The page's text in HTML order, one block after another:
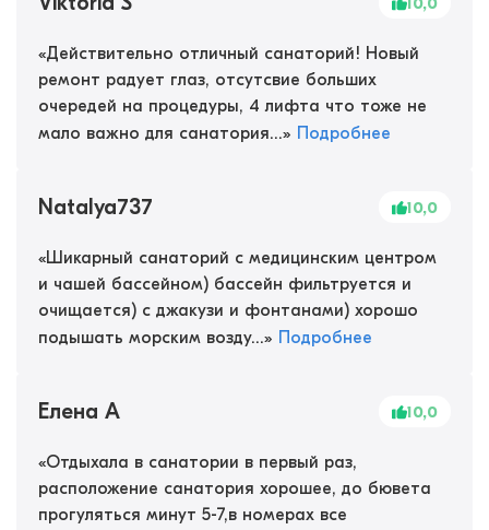
«Действительно отличный санаторий! Новый
ремонт радует глаз, отсутсвие больших
очередей на процедуры, 4 лифта что тоже не
мало важно для санатория...» Подробнее
Natalya737 10,0
«Шикарный санаторий с медицинским центром
и чашей бассейном) бассейн фильтруется и
очищается) с джакузи и фонтанами) хорошо
подышать морским возду...» Подробнее
Елена А 10,0
«Отдыхала в санатории в первый раз,
расположение санатория хорошее, до бювета
прогуляться минут 5-7,в номерах все